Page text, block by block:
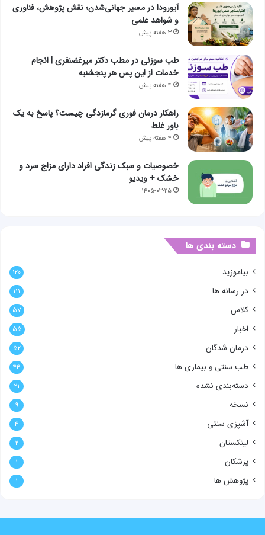
آیورودا در مسیر جهانی‌شدن؛ نقش پژوهش، فناوری
و شواهد علمی
۳ هفته پیش
طب سوزنی در مطب دکتر میرغضنفری | انجام
خدمات از این پس هر پنجشنبه
۴ هفته پیش
راهکار درمان فوری گرمازدگی چیست؟ پاسخ به یک
باور غلط
۴ هفته پیش
خصوصیات و سبک زندگی افراد دارای مزاج سرد و
خشک + ویدیو
۱۴۰۵-۰۳-۲۵
دسته بندی ها
بیاموزید ۱۲۰
در رسانه ها ۱۱۱
کلاس ۵۷
اخبار ۵۵
درمان شدگان ۵۲
طب سنتی و بیماری ها ۴۴
دسته‌بندی نشده ۲۱
نسخه ۹
آشپزی سنتی ۴
لینکستان ۲
پزشکان ۱
پژوهش ها ۱